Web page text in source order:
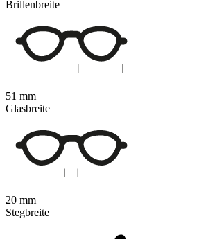
Brillenbreite
51 mm
Glasbreite
20 mm
Stegbreite